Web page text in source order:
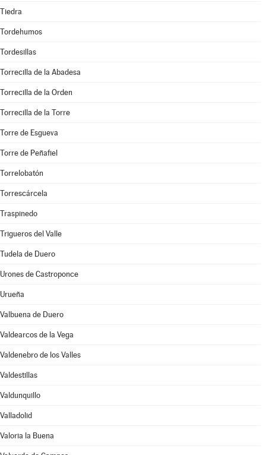
Tiedra
Tordehumos
Tordesillas
Torrecilla de la Abadesa
Torrecilla de la Orden
Torrecilla de la Torre
Torre de Esgueva
Torre de Peñafiel
Torrelobatón
Torrescárcela
Traspinedo
Trigueros del Valle
Tudela de Duero
Urones de Castroponce
Urueña
Valbuena de Duero
Valdearcos de la Vega
Valdenebro de los Valles
Valdestillas
Valdunquillo
Valladolid
Valoria la Buena